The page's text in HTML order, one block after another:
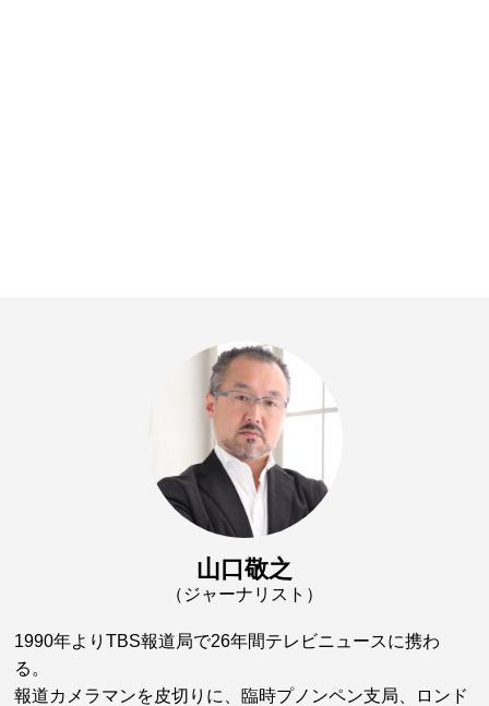
山口敬之
（ジャーナリスト）
1990年よりTBS報道局で26年間テレビニュースに携わ
る。
報道カメラマンを皮切りに、臨時プノンペン支局、ロンド